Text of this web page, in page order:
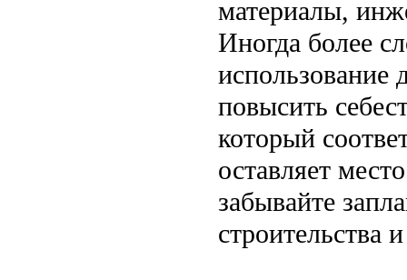
материалы,
Иногда более
использование
повысить
который
оставляет
забывайте
строительства